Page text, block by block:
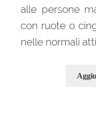
alle persone
con ruote o
nelle normali